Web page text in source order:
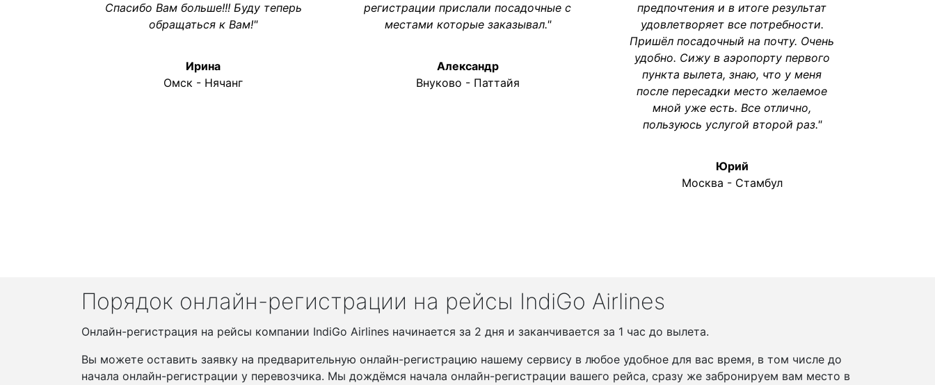
Спасибо Вам больше!!! Буду теперь
обращаться к Вам!"
Ирина
Омск - Нячанг
регистрации прислали посадочные с
местами которые заказывал."
Александр
Внуково - Паттайя
предпочтения и в итоге результат
удовлетворяет все потребности.
Пришёл посадочный на почту. Очень
удобно. Сижу в аэропорту первого
пункта вылета, знаю, что у меня
после пересадки место желаемое
мной уже есть. Все отлично,
пользуюсь услугой второй раз."
Юрий
Москва - Стамбул
Порядок онлайн-регистрации на рейсы IndiGo Airlines
Онлайн-регистрация на рейсы компании IndiGo Airlines начинается за 2 дня и заканчивается за 1 час до вылета.
Вы можете оставить заявку на предварительную онлайн-регистрацию нашему сервису в любое удобное для вас время, в том числе до
начала онлайн-регистрации у перевозчика. Мы дождёмся начала онлайн-регистрации вашего рейса, сразу же забронируем вам место в